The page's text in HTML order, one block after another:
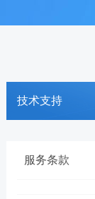
技术支持
服务条款